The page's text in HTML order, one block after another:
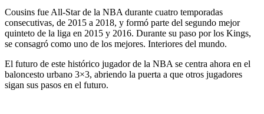
Cousins ​​fue All-Star de la NBA durante cuatro temporadas
consecutivas, de 2015 a 2018, y formó parte del segundo mejor
quinteto de la liga en 2015 y 2016. Durante su paso por los Kings,
se consagró como uno de los mejores. Interiores del mundo.
El futuro de este histórico jugador de la NBA se centra ahora en el
baloncesto urbano 3×3, abriendo la puerta a que otros jugadores
sigan sus pasos en el futuro.